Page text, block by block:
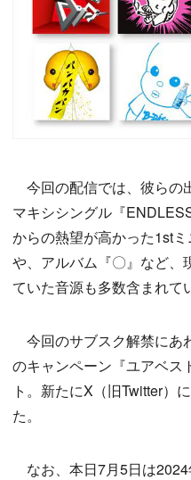
今回の配信では、彼らの
マキシシングル『
からの熱望が高かった1st
や、アルバム『〇』など、
ていた音源も多数含まれて
今回のサブスク解禁にあ
のキャンペーン『ユアベス
ト。新たにX（旧Twitter）
た。
なお、本日7月5日は2024